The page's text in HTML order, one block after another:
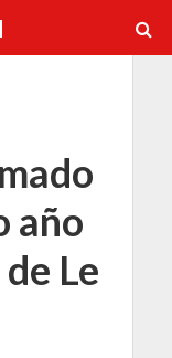
año
Le